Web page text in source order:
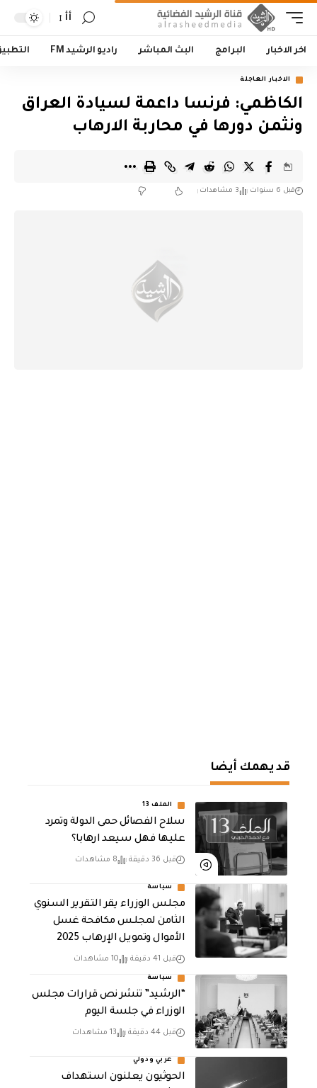
أأ
اخر الاخبار البرامج البث المباشر راديو الرشيد FM
الاخبار العاجلة
الكاظمي: فرنسا داعمة لسيادة العراق
ونثمن دورها في محاربة الارهاب
قبل 6 سنوات 3 مشاهدات
قد يهمك أيضا
الملف 13
سلاح الفصائل حمى الدولة وتمرد
عليها فهل سيعد ارهابا؟
قبل 36 دقيقة 8 مشاهدات
سياسة
مجلس الوزراء يقر التقرير السنوي
الثامن لمجلـس مكافحة غسل
الأموال وتمويـل الإرهـاب 2025
قبل 41 دقيقة 10 مشاهدات
سياسة
“الرشيد” تنشر نص قرارات مجلس
الوزراء في جلسة اليوم
قبل 44 دقيقة 13 مشاهدات
عربي ودولي
الحوثيون يعلنون استهداف